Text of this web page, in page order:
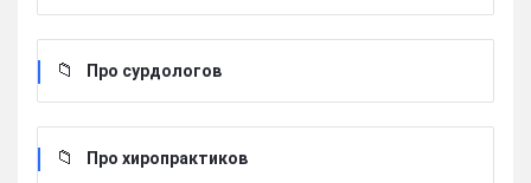
Про сурдологов
Про хиропрактиков